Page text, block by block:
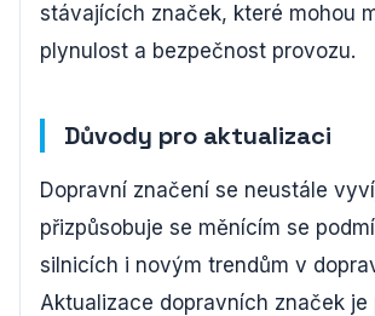
stávajících značek, které mohou
plynulost a bezpečnost provozu.
Důvody pro aktualizaci
Dopravní značení se neustále
přizpůsobuje se měnícím se
silnicích i novým trendům v
Aktualizace dopravních značek je